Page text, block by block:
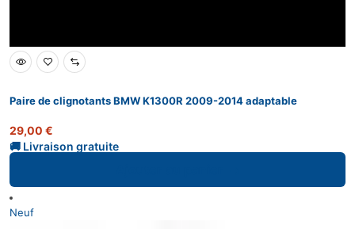
Paire de clignotants BMW K1300R 2009-2014 adaptable
29,00 €
Neuf